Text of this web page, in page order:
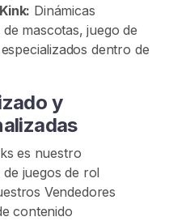
Dinámicas
mascotas, juego de
dentro de
y
es nuestro
juegos de rol
Vendedores
contenido